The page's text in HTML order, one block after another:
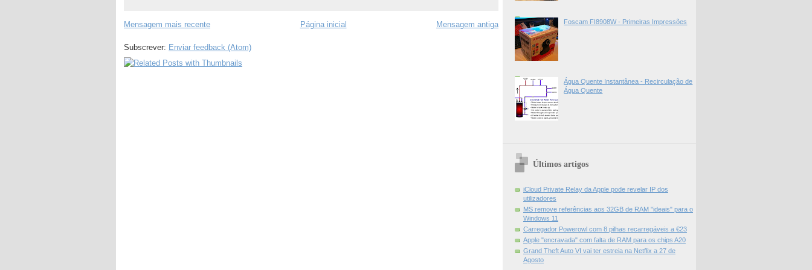
Mensagem mais recente Mensagem antiga
Página inicial
Subscrever: Enviar feedback (Atom)
Foscam FI8908W - Primeiras Impressões
Água Quente Instantânea - Recirculação de
Água Quente
Últimos artigos
iCloud Private Relay da Apple pode revelar IP dos
utilizadores
MS remove referências aos 32GB de RAM "ideais" para o
Windows 11
Carregador Powerowl com 8 pilhas recarregáveis a €23
Apple "encravada" com falta de RAM para os chips A20
Grand Theft Auto VI vai ter estreia na Netflix a 27 de
Agosto